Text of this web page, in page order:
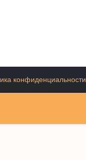
конфиденциальности